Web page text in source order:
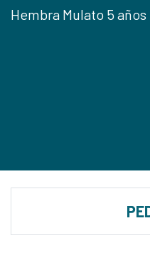
Hembra Mulato 5